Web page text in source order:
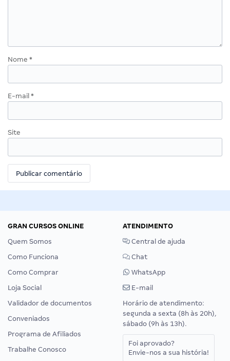
Nome *
E-mail *
Site
GRAN CURSOS ONLINE
Quem Somos
Como Funciona
Como Comprar
Loja Social
Validador de documentos
Conveniados
Programa de Afiliados
Trabalhe Conosco
ATENDIMENTO
Central de ajuda
Chat
WhatsApp
E-mail
Horário de atendimento:
segunda a sexta (8h às 20h),
sábado (9h às 13h).
Foi aprovado?
Envie-nos a sua história!